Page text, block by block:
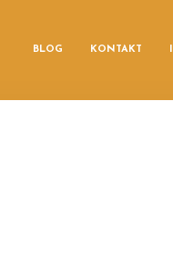
BLOG KONTAKT